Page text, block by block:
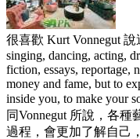
很喜歡 Kurt Vonnegut 說
singing, dancing, acting,
fiction, essays, reportage,
money and fame, but to
inside you, to make your
同Vonnegut 所說，各
過程，會更加了解自己